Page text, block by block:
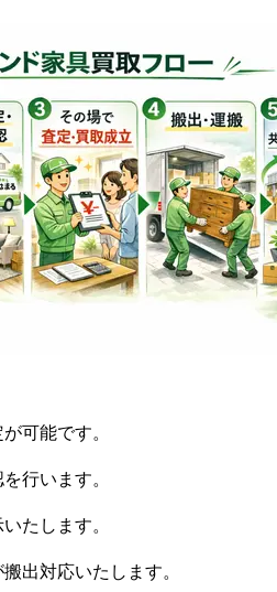
可能です。
行います。
たします。
出対応いたします。